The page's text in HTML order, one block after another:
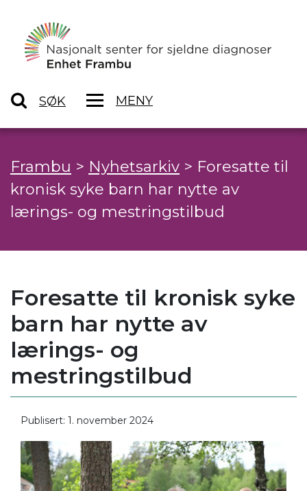
SØK MENY
Frambu > Nyhetsarkiv > Foresatte til
kronisk syke barn har nytte av
lærings- og mestringstilbud
Foresatte til kronisk syke
barn har nytte av
lærings- og
mestringstilbud
Publisert: 1. november 2024